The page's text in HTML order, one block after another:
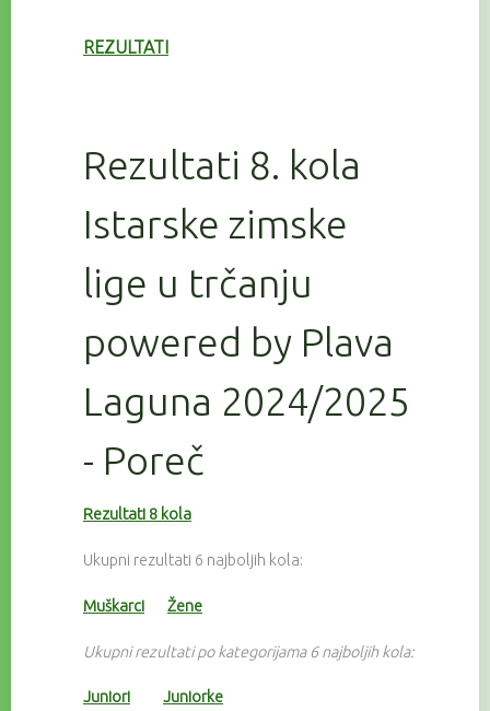
REZULTATI
Rezultati 8. kola
Istarske zimske
lige u trčanju
powered by Plava
Laguna 2024/2025
- Poreč
Rezultati 8 kola
Ukupni rezultati 6 najboljih kola:
Muškarci Žene
Ukupni rezultati po kategorijama 6 najboljih kola:
Juniori Juniorke